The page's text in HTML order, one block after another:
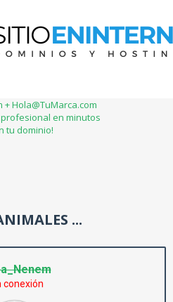
+ Hola@TuMarca.com
en minutos
tu dominio!
...
conexión